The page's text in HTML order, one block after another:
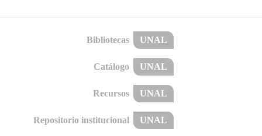
Bibliotecas UNAL
Catálogo UNAL
Recursos UNAL
Repositorio institucional UNAL